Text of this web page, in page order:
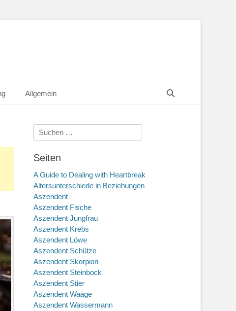
Allgemein
Suche
nach:
Seiten
A Guide to Dealing with Heartbreak
Altersunterschiede in Beziehungen
Aszendent
Aszendent Fische
Aszendent Jungfrau
Aszendent Krebs
Aszendent Löwe
Aszendent Schütze
Aszendent Skorpion
Aszendent Steinbock
Aszendent Stier
Aszendent Waage
Aszendent Wassermann